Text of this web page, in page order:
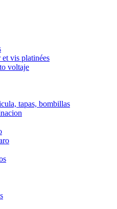
vis platinées
voltaje
tapas, bombillas